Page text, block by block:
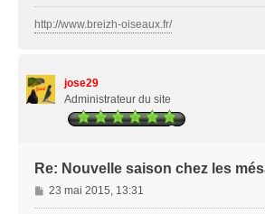
http://www.breizh-oiseaux.fr/
jose29
Administrateur du site
Re: Nouvelle saison chez les
M
e
23 mai 2015, 13:31